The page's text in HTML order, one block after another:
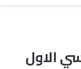
الاول